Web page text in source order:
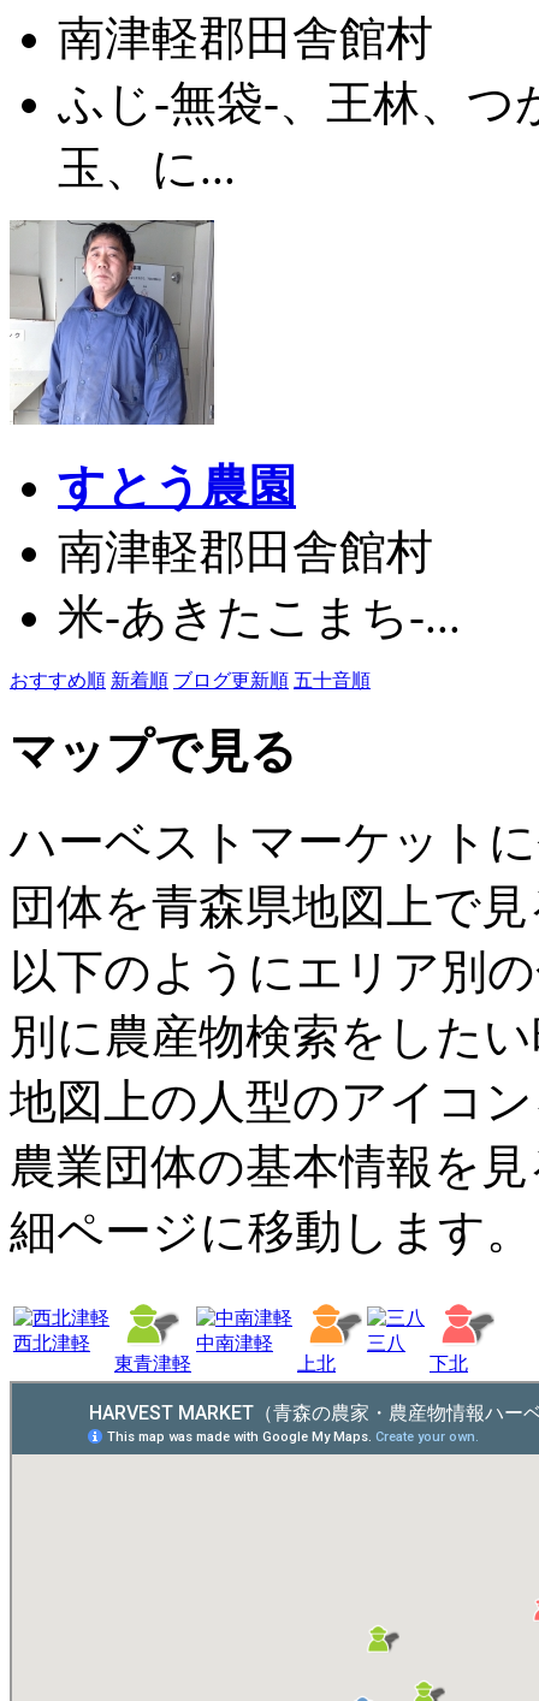
南津軽郡田舎館村
ふじ-無袋-、王林、つ
玉、に...
すとう農園
南津軽郡田舎館村
米-あきたこまち-...
おすすめ順 新着順 ブログ更新順 五十音順
マップで見る
ハーベストマーケット
団体を青森県地図上で
以下のようにエリア別
別に農産物検索をした
地図上の人型のアイコ
農業団体の基本情報を
細ページに移動します。
西北津軽
東青津軽
中南津軽
上北
三八
下北